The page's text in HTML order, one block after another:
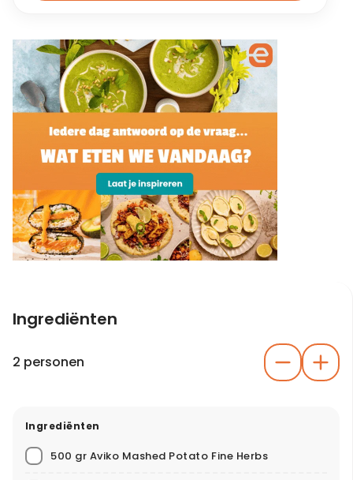
Ingrediënten
2 personen
Ingrediënten
500 gr Aviko Mashed Potato Fine Herbs